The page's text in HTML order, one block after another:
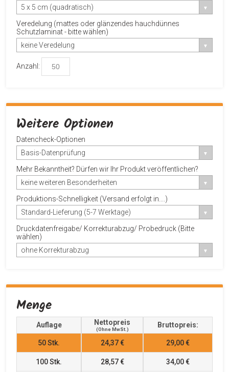
5 x 5 cm (quadratisch)
Veredelung (mattes oder glänzendes hauchdünnes
Schutzlaminat - bitte wählen)
keine Veredelung
Anzahl:
Weitere Optionen
Datencheck-Optionen
Basis-Datenprüfung
Mehr Bekanntheit? Dürfen wir Ihr Produkt veröffentlichen?
keine weiteren Besonderheiten
Produktions-Schnelligkeit (Versand erfolgt in....)
Standard-Lieferung (5-7 Werktage)
Druckdatenfreigabe/ Korrekturabzug/ Probedruck (Bitte
wählen)
ohne Korrekturabzug
Menge
Auflage Nettopreis
(ohne MwSt.)
Bruttopreis:
50Stk. 24,37 € 29,00 €
100Stk. 28,57 € 34,00 €